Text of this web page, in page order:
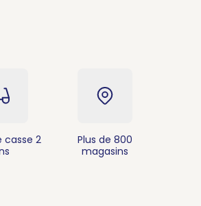
casse 2
Plus de 800
magasins